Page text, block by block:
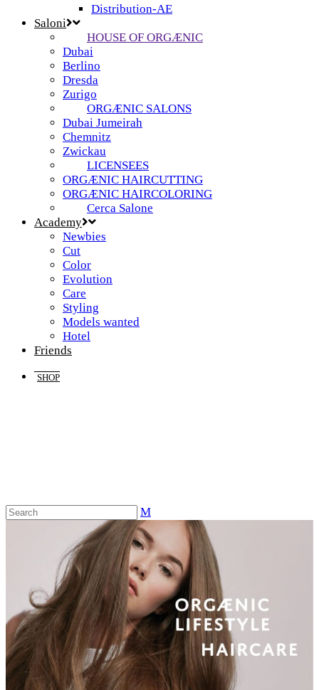
Distribution-AE
Saloni
HOUSE OF ORGÆNIC
Dubai
Berlino
Dresda
Zurigo
ORGÆNIC SALONS
Dubai Jumeirah
Chemnitz
Zwickau
LICENSEES
ORGÆNIC HAIRCUTTING
ORGÆNIC HAIRCOLORING
Cerca Salone
Academy
Newbies
Cut
Color
Evolution
Care
Styling
Models wanted
Hotel
Friends
SHOP